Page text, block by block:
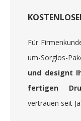
Für
um-Sorglos-
und designt
fertigen
vertrauen seit